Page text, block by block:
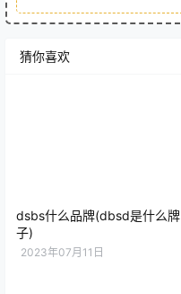
猜你喜欢
dsbs什么品牌(dbsd是什么牌
子)
2023年07月11日